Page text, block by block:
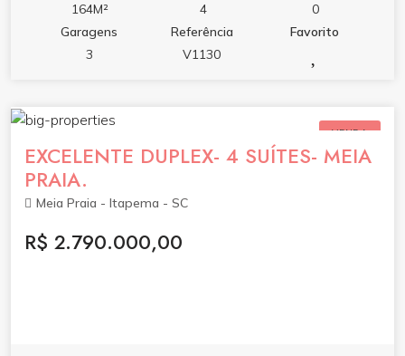
164M²
4
0
Garagens
3
Referência
V1130
Favorito
VENDA
EXCELENTE DUPLEX- 4 SUÍTES- MEIA
PRAIA.
Meia Praia - Itapema - SC
R$ 2.790.000,00